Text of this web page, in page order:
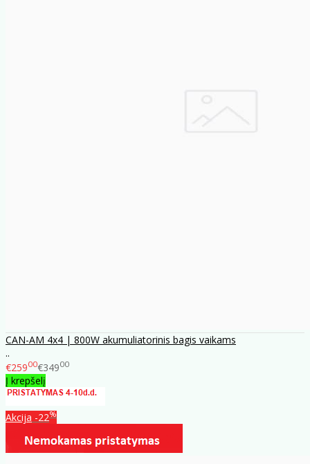
CAN-AM 4x4 | 800W akumuliatorinis bagis vaikams
..
€25900€34900
Į krepšelį
Akcija -22%